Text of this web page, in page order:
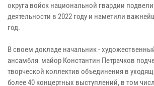
округа войск национальной гвардии
деятельности в 2022 году и наметили
год.
В своем докладе начальник -
ансамбля майор Константин Петрачков
творческой коллектив объединения в
более 40 концертных выступлений, в том